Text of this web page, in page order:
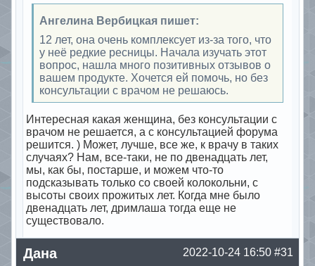
Ангелина Вербицкая пишет:
12 лет, она очень комплексует из-за того, что
у неё редкие ресницы. Начала изучать этот
вопрос, нашла много позитивных отзывов о
вашем продукте. Хочется ей помочь, но без
консультации с врачом не решаюсь.
Интересная какая женщина, без консультации с
врачом не решается, а с консультацией форума
решится. ) Может, лучше, все же, к врачу в таких
случаях? Нам, все-таки, не по двенадцать лет,
мы, как бы, постарше, и можем что-то
подсказывать только со своей колокольни, с
высоты своих прожитых лет. Когда мне было
двенадцать лет, дримлаша тогда еще не
существовало.
Offline #31
2022-10-24 16:50
Дана